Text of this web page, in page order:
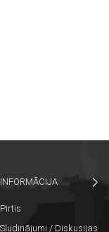
INFORMĀCIJA
Pirtis
Sludinājumi / Diskusijas